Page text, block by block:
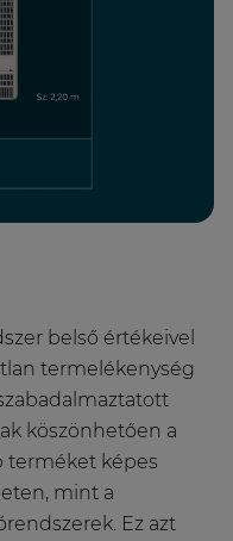
belső értékeivel
termelékenység
köszönhetően a
terméket képes
mint a
Ez azt